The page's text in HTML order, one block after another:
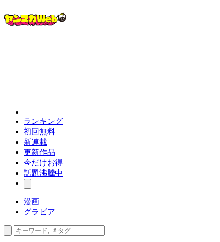
ランキング
初回無料
新連載
更新作品
今だけお得
話題沸騰中
漫画
グラビア